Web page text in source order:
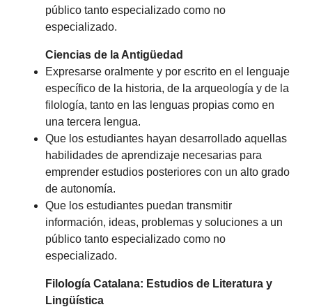
público tanto especializado como no
especializado.
Ciencias de la Antigüedad
Expresarse oralmente y por escrito en el lenguaje
específico de la historia, de la arqueología y de la
filología, tanto en las lenguas propias como en
una tercera lengua.
Que los estudiantes hayan desarrollado aquellas
habilidades de aprendizaje necesarias para
emprender estudios posteriores con un alto grado
de autonomía.
Que los estudiantes puedan transmitir
información, ideas, problemas y soluciones a un
público tanto especializado como no
especializado.
Filología Catalana: Estudios de Literatura y
Lingüística